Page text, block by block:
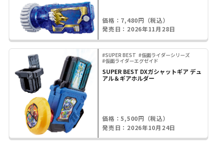
価格：7,480円（税込）
発売日：2026年11月28日
#SUPER BEST #仮面ライダーシリーズ
#仮面ライダーエグゼイド
SUPER BEST DXガシャットギア デュ
アル＆ギアホルダー
価格：5,500円（税込）
発売日：2026年10月24日